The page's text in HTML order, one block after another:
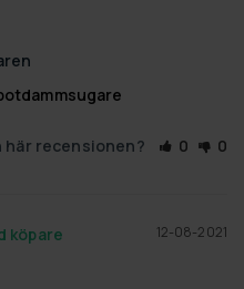
här recensionen? 0 0
12-08-2021